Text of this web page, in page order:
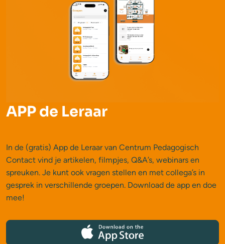
APP de Leraar
In de (gratis) App de Leraar van Centrum Pedagogisch
Contact vind je artikelen, filmpjes, Q&A’s, webinars en
spreuken. Je kunt ook vragen stellen en met collega’s in
gesprek in verschillende groepen. Download de app en doe
mee!